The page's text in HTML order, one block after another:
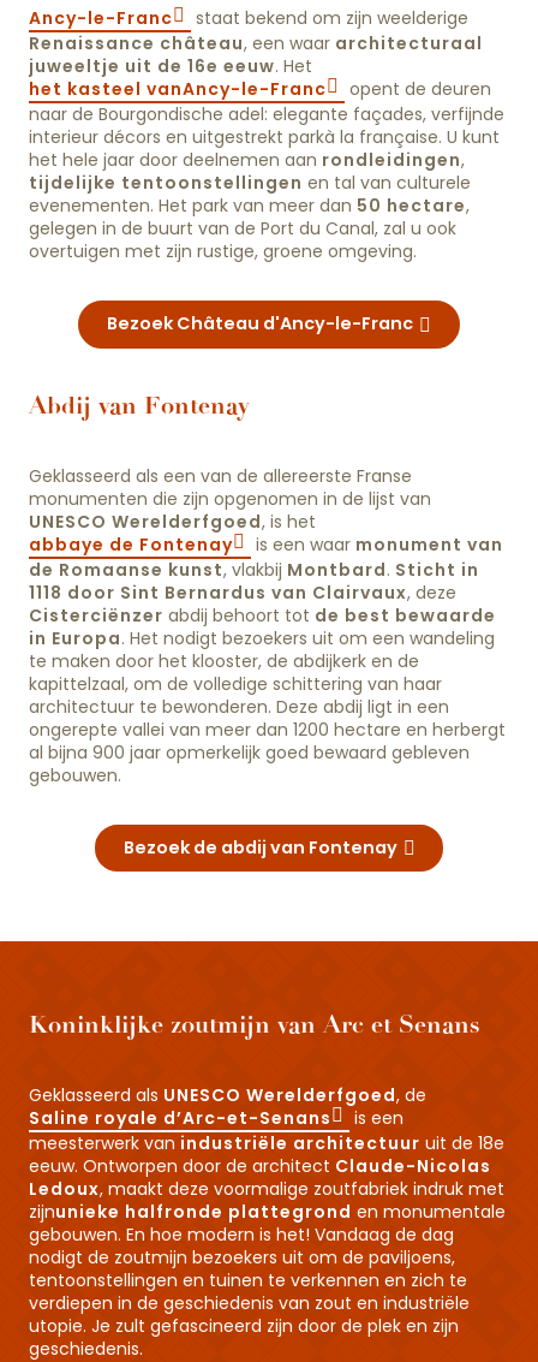
Ancy-le-Franc
staat bekend om zijn weelderige
Renaissance château, een waar architecturaal
juweeltje uit de 16e eeuw. Het
het kasteel vanAncy-le-Franc
opent de deuren
naar de Bourgondische adel: elegante façades, verfijnde
interieur décors en uitgestrekt parkà la française. U kunt
het hele jaar door deelnemen aan rondleidingen,
tijdelijke tentoonstellingen en tal van culturele
evenementen. Het park van meer dan 50 hectare,
gelegen in de buurt van de Port du Canal, zal u ook
overtuigen met zijn rustige, groene omgeving.
Bezoek Château d'Ancy-le-Franc
Abdij van Fontenay
Geklasseerd als een van de allereerste Franse
monumenten die zijn opgenomen in de lijst van
UNESCO Werelderfgoed, is het
abbaye de Fontenay
is een waar monument van
de Romaanse kunst, vlakbij Montbard. Sticht in
1118 door Sint Bernardus van Clairvaux, deze
Cisterciënzer abdij behoort tot de best bewaarde
in Europa. Het nodigt bezoekers uit om een wandeling
te maken door het klooster, de abdijkerk en de
kapittelzaal, om de volledige schittering van haar
architectuur te bewonderen. Deze abdij ligt in een
ongerepte vallei van meer dan 1200 hectare en herbergt
al bijna 900 jaar opmerkelijk goed bewaard gebleven
gebouwen.
Bezoek de abdij van Fontenay
Koninklijke zoutmijn van Arc et Senans
Geklasseerd als UNESCO Werelderfgoed, de
Saline royale d’Arc-et-Senans
is een
meesterwerk van industriële architectuur uit de 18e
eeuw. Ontworpen door de architect Claude-Nicolas
Ledoux, maakt deze voormalige zoutfabriek indruk met
zijnunieke halfronde plattegrond en monumentale
gebouwen. En hoe modern is het! Vandaag de dag
nodigt de zoutmijn bezoekers uit om de paviljoens,
tentoonstellingen en tuinen te verkennen en zich te
verdiepen in de geschiedenis van zout en industriële
utopie. Je zult gefascineerd zijn door de plek en zijn
geschiedenis.